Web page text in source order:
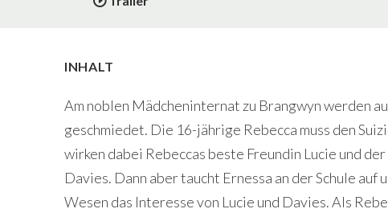
INHALT
Am noblen Mädcheninternat zu Brangwyn werden
geschmiedet. Die 16-jährige Rebecca muss den
wirken dabei Rebeccas beste Freundin Lucie und
Davies. Dann aber taucht Ernessa an der Schule auf
Wesen das Interesse von Lucie und Davies. Als